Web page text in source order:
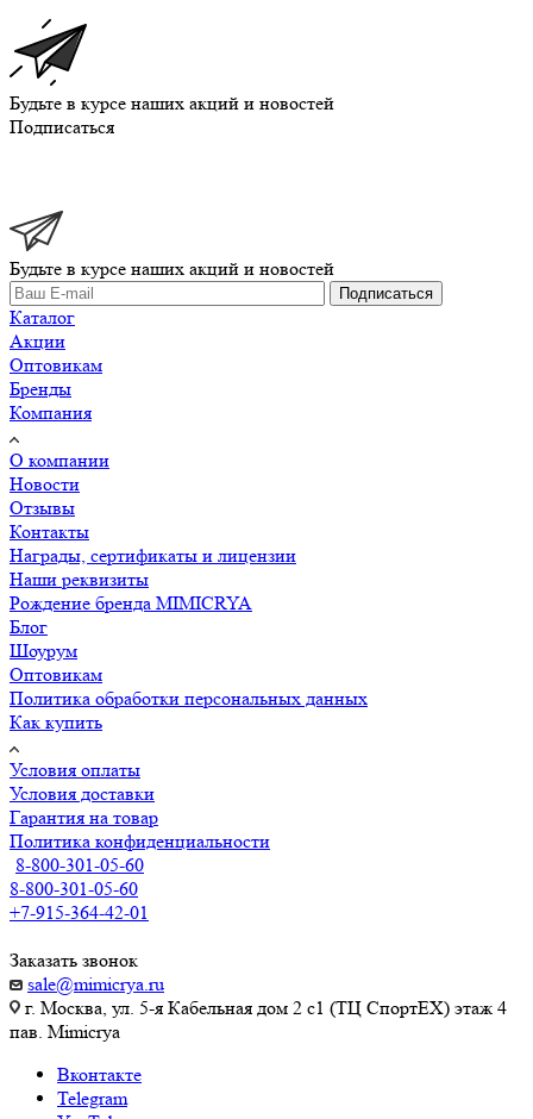
Будьте в курсе наших акций и новостей
Подписаться
Будьте в курсе наших акций и новостей
Подписаться
Каталог
Акции
Оптовикам
Бренды
Компания
О компании
Новости
Отзывы
Контакты
Награды, сертификаты и лицензии
Наши реквизиты
Рождение бренда MIMICRYA
Блог
Шоурум
Оптовикам
Политика обработки персональных данных
Как купить
Условия оплаты
Условия доставки
Гарантия на товар
Политика конфиденциальности
8-800-301-05-60
8-800-301-05-60
+7-915-364-42-01
Заказать звонок
sale@mimicrya.ru
г. Москва, ул. 5-я Кабельная дом 2 с1 (ТЦ СпортEX) этаж 4
пав. Mimicrya
Вконтакте
Telegram